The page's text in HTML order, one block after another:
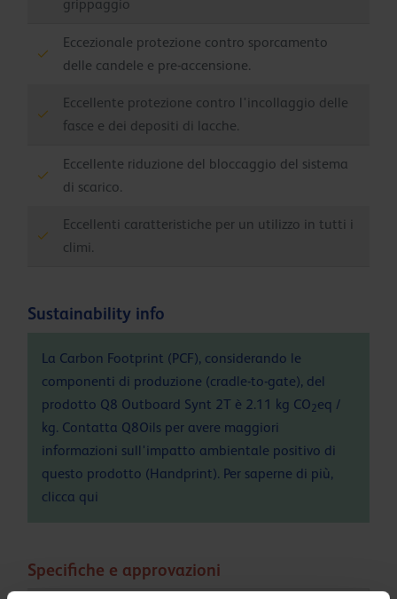
grippaggio
Eccezionale protezione contro sporcamento
delle candele e pre-accensione.
Eccellente protezione contro l'incollaggio delle
fasce e dei depositi di lacche.
Eccellente riduzione del bloccaggio del sistema
di scarico.
Eccellenti caratteristiche per un utilizzo in tutti i
climi.
Sustainability info
La Carbon Footprint (PCF), considerando le
componenti di produzione (cradle-to-gate), del
prodotto Q8 Outboard Synt 2T è 2.11 kg CO2eq /
kg. Contatta Q8Oils per avere maggiori
informazioni sull'impatto ambientale positivo di
questo prodotto (Handprint). Per saperne di più,
clicca qui
Specifiche e approvazioni